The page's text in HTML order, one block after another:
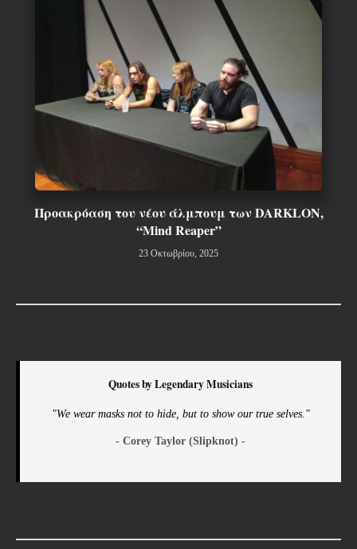
Προακρόαση του νέου άλμπουμ των DARKLON,
“Mind Reaper”
23 Οκτωβρίου, 2025
Quotes by Legendary Musicians
"We wear masks not to hide, but to show our true selves."
- Corey Taylor (Slipknot) -